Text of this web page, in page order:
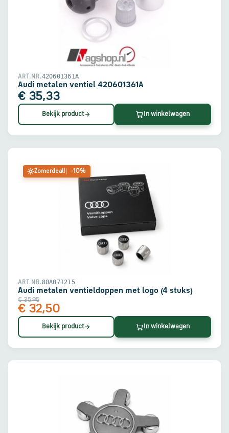
ART.NR.420601361A
Audi metalen ventiel 420601361A
€ 35,33
Bekijk product In winkelwagen
Zomerdeal! -10%
ART.NR.80A071215
Audi metalen ventieldoppen met logo (4 stuks)
€ 35,95
€ 32,50
Bekijk product In winkelwagen